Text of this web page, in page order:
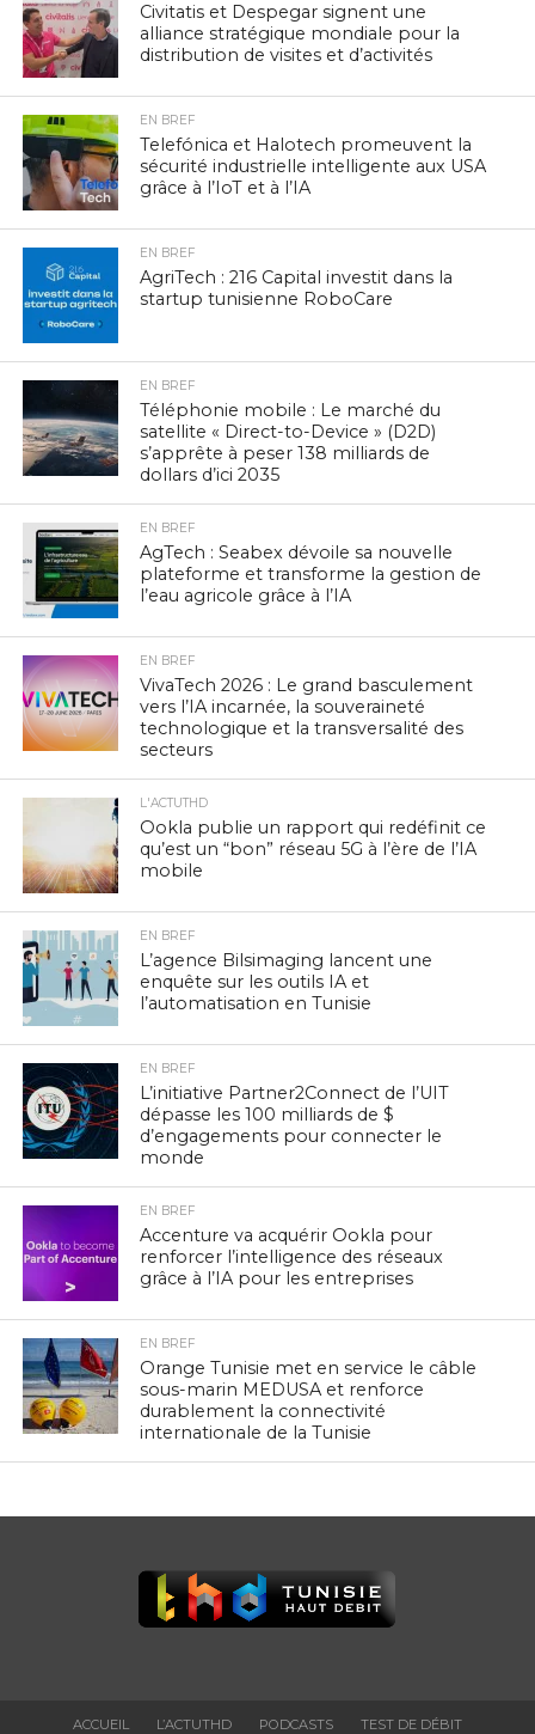
Civitatis et Despegar signent une
alliance stratégique mondiale pour la
distribution de visites et d’activités
EN BREF
Telefónica et Halotech promeuvent la
sécurité industrielle intelligente aux USA
grâce à l’IoT et à l’IA
EN BREF
AgriTech : 216 Capital investit dans la
startup tunisienne RoboCare
EN BREF
Téléphonie mobile : Le marché du
satellite « Direct-to-Device » (D2D)
s’apprête à peser 138 milliards de
dollars d’ici 2035
EN BREF
AgTech : Seabex dévoile sa nouvelle
plateforme et transforme la gestion de
l’eau agricole grâce à l’IA
EN BREF
VivaTech 2026 : Le grand basculement
vers l’IA incarnée, la souveraineté
technologique et la transversalité des
secteurs
L'ACTUTHD
Ookla publie un rapport qui redéfinit ce
qu’est un “bon” réseau 5G à l’ère de l’IA
mobile
EN BREF
L’agence Bilsimaging lancent une
enquête sur les outils IA et
l’automatisation en Tunisie
EN BREF
L’initiative Partner2Connect de l’UIT
dépasse les 100 milliards de $
d’engagements pour connecter le
monde
EN BREF
Accenture va acquérir Ookla pour
renforcer l’intelligence des réseaux
grâce à l’IA pour les entreprises
EN BREF
Orange Tunisie met en service le câble
sous-marin MEDUSA et renforce
durablement la connectivité
internationale de la Tunisie
ACCUEIL L’ACTUTHD PODCASTS TEST DE DÉBIT